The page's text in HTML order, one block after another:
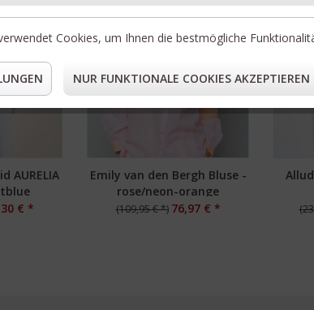
AURELIA
€ *
Emily van den Bergh Bluse -
rose/neon-orange
(109,95 € *) 76,97 € *
Cookies, um Ihnen die bestmögliche
NUR FUNKTIONALE COOKIES AKZEPTIEREN